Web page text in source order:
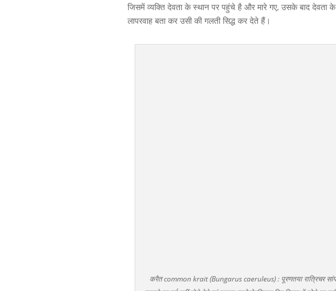
जिसमें व्यक्ति देवता के स्थान पर पहुंचे है और मारे गए, उसके बाद देवता के
लापरवाह बता कर उसी की गलती सिद्ध कर देते हैं।
करैत common krait (Bungarus caeruleus) : पूरणतया रात्रिचर